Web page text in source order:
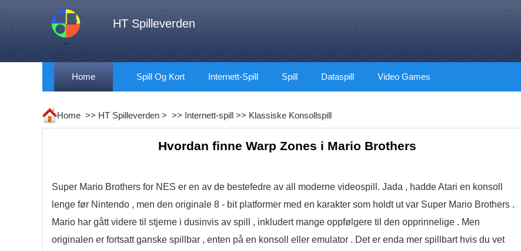
HT Spilleverden
Home Spill Og Kort Internett-Spill Spill Dataspill Video Games
Home >> HT Spilleverden > >> Internett-spill >> Klassiske Konsollspill
Hvordan finne Warp Zones i Mario Brothers
Super Mario Brothers for NES er en av de bestefedre av all moderne videospill. Jada , hadde Atari en konsoll
lenge før Nintendo , men den originale 8 - bit platformer med en karakter som holdt ut var Super Mario Brothers .
Mario har gått videre til stjerne i dusinvis av spill , inkludert mange oppfølgere til den opprinnelige . Men
originalen er fortsatt ganske spillbar , enten på en konsoll eller emulator . Det er enda mer spillbart hvis du vet